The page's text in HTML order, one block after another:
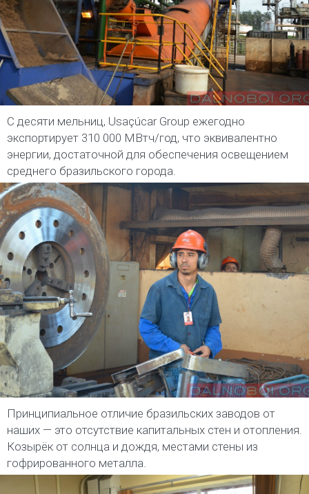
С десяти мельниц, Usaçúcar Group ежегодно
экспортирует 310 000 МВтч/год, что эквивалентно
энергии, достаточной для обеспечения освещением
среднего бразильского города.
Принципиальное отличие бразильских заводов от
наших — это отсутствие капитальных стен и отопления.
Козырёк от солнца и дождя, местами стены из
гофрированного металла.